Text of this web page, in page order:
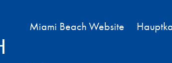
Miami Beach Website